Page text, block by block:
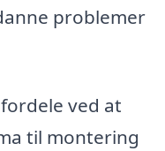
problemer
ved at
til montering